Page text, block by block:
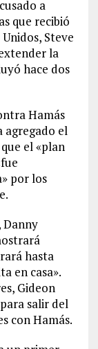
a
que recibió
Steve
la
hace dos
Hamás
agregado el
el «plan
por los
Danny
hasta
en casa».
Gideon
salir del
con Hamás.